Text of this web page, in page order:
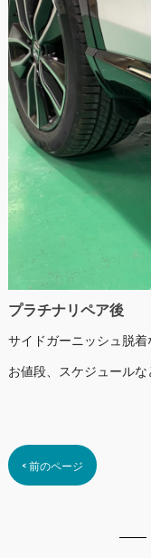
プラチナリペア後
サイドガーニッシュ脱着
お値段、スケジュールな
< 前のページ